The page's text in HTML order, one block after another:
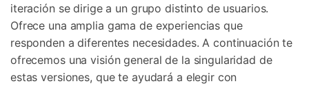
iteración se dirige a un grupo distinto de usuarios.
Ofrece una amplia gama de experiencias que
responden a diferentes necesidades. A continuación te
ofrecemos una visión general de la singularidad de
estas versiones, que te ayudará a elegir con